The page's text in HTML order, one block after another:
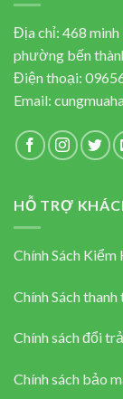
Địa chỉ: 468 minh
phường bến
Điện thoại:
Email:
HỖ TRỢ
Chính Sách Kiểm
Chính Sách thanh
Chính sách đổi
Chính sách bảo